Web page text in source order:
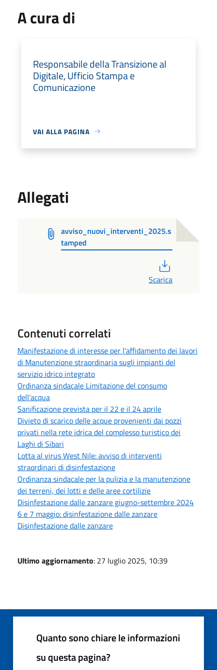
A cura di
Responsabile della Transizione al
Digitale, Ufficio Stampa e
Comunicazione
VAI ALLA PAGINA
Allegati
avviso_nuovi_interventi_2025.s
tamped
Scarica
Contenuti correlati
Manifestazione di interesse per l'affidamento dei lavori
di Manutenzione straordinaria sugli impianti del
servizio idrico integrato
Ordinanza sindacale Limitazione del consumo
dell'acqua
Sanificazione prevista per il 22 e il 24 aprile
Divieto di scarico delle acque provenienti dai pozzi
privati nella rete idrica del complesso turistico dei
Laghi di Sibari
Lotta al virus West Nile: avviso di interventi
straordinari di disinfestazione
Ordinanza sindacale per la pulizia e la manutenzione
dei terreni, dei lotti e delle aree cortilizie
Disinfestazione dalle zanzare giugno-settembre 2024
6 e 7 maggio: disinfestazione dalle zanzare
Disinfestazione dalle zanzare
Ultimo aggiornamento: 27 luglio 2025, 10:39
Quanto sono chiare le informazioni
su questa pagina?